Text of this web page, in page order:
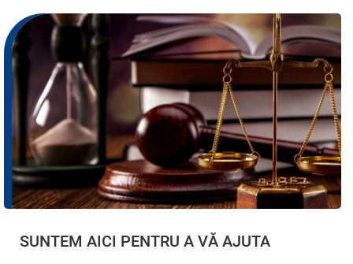
SUNTEM AICI PENTRU A VĂ AJUTA